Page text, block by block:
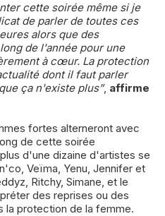
cette soirée même si je
de parler de toutes ces
alors que des
de l'année pour une
à cœur. La protection
dont il faut parler
ça n'existe plus”, affirme
fortes alterneront avec
de cette soirée
d'une dizaine d'artistes se
Veïma, Yenu, Jennifer et
Ritchy, Simane, et le
des reprises ou des
la protection de la femme.